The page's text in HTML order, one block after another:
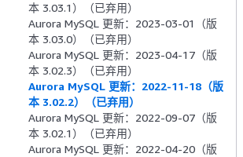
本 3.03.1）（已弃用）
Aurora MySQL 更新：2023-03-01（版
本 3.03.0）（已弃用）
Aurora MySQL 更新：2023-04-17（版
本 3.02.3）（已弃用）
Aurora MySQL 更新：2022-11-18（版
本 3.02.2）（已弃用）
Aurora MySQL 更新：2022-09-07（版
本 3.02.1）（已弃用）
Aurora MySQL 更新：2022-04-20（版